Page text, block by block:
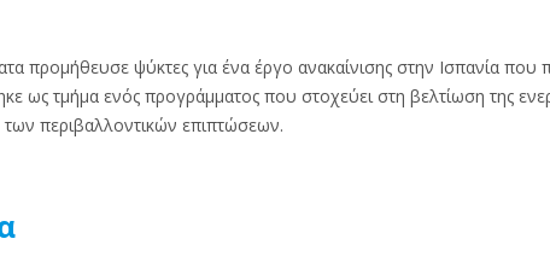
προμήθευσε ψύκτες για ένα έργο ανακαίνισης στην Ισπανία που
ως τμήμα ενός προγράμματος που στοχεύει στη βελτίωση της
των περιβαλλοντικών επιπτώσεων.